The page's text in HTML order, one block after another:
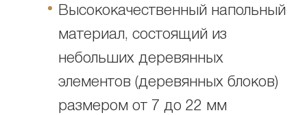
Высококачественный напольный
материал, состоящий из
небольших деревянных
элементов (деревянных блоков)
размером от 7 до 22 мм